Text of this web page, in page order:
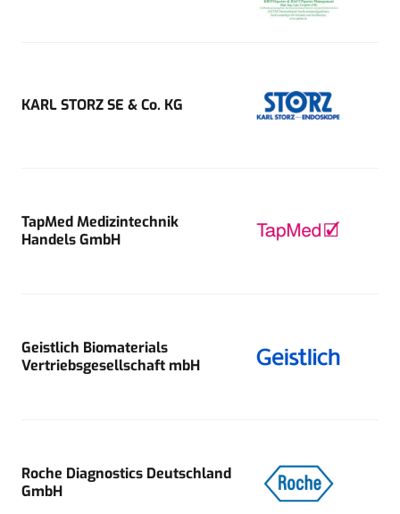
KARL STORZ SE & Co. KG
TapMed Medizintechnik
Handels GmbH
Geistlich Biomaterials
Vertriebsgesellschaft mbH
Roche Diagnostics Deutschland
GmbH